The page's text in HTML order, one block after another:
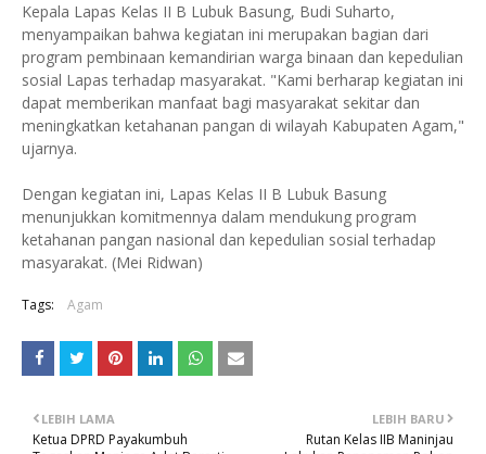
Kepala Lapas Kelas II B Lubuk Basung, Budi Suharto,
menyampaikan bahwa kegiatan ini merupakan bagian dari
program pembinaan kemandirian warga binaan dan kepedulian
sosial Lapas terhadap masyarakat. "Kami berharap kegiatan ini
dapat memberikan manfaat bagi masyarakat sekitar dan
meningkatkan ketahanan pangan di wilayah Kabupaten Agam,"
ujarnya.
Dengan kegiatan ini, Lapas Kelas II B Lubuk Basung
menunjukkan komitmennya dalam mendukung program
ketahanan pangan nasional dan kepedulian sosial terhadap
masyarakat. (Mei Ridwan)
Tags: Agam
LEBIH BARU
Rutan Kelas IIB Maninjau
LEBIH LAMA
Ketua DPRD Payakumbuh